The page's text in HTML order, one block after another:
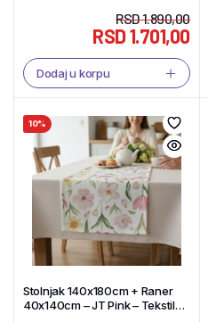
RSD1.890,00
RSD1.701,00
Dodaj u korpu
10%
Stolnjak 140x180cm + Raner
40x140cm – JT Pink – Tekstil